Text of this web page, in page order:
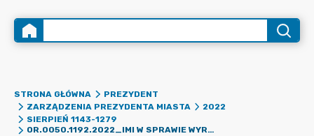
STRONA GŁÓWNA
PREZYDENT
ZARZĄDZENIA PREZYDENTA MIASTA
2022
SIERPIEŃ 1143-1279
OR.0050.1192.2022_IMI W SPRAWIE WYRAŻENIA ZGODY NA UDZIELENIE ZAMÓWIENIA O WARTOŚCI DO 130 000,00 ZŁ NETTO I ZLECENIE WYKONANIA SZCZEGÓŁOWEJ INWENTARYZACJI DRZEW